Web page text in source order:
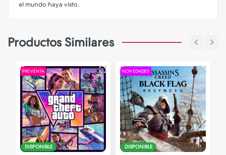
el mundo haya visto.
Productos Similares
PREVENTA
DISPONIBLE
NOVEDADES
DISPONIBLE